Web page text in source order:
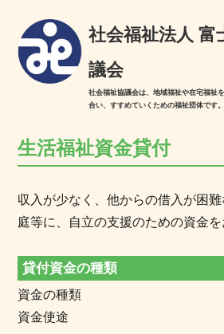
社会福祉法人 富
議会
社会福祉協議会は、地域福祉や在宅福祉
合い、すすめていくための福祉団体です。
生活福祉資金貸付
収入が少なく、他からの借入が困
庭等に、自立の支援のための資金を
貸付資金の種類
資金の種類
資金使途